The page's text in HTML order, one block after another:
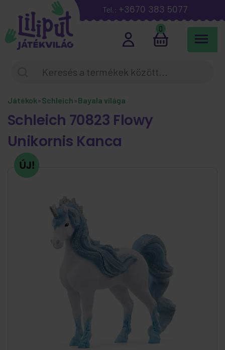
Tel.: +3670 383 5077
0
Játékok»Schleich»Bayala világa
Schleich 70823 Flowy
Unikornis Kanca